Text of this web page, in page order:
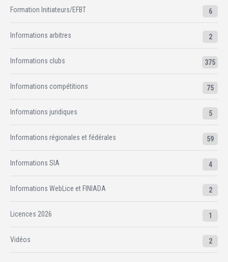
Formation Initiateurs/EFBT 6
Informations arbitres 2
Informations clubs 375
Informations compétitions 75
Informations juridiques 5
Informations régionales et fédérales 59
Informations SIA 4
Informations WebLice et FINIADA 2
Licences 2026 1
Vidéos 2